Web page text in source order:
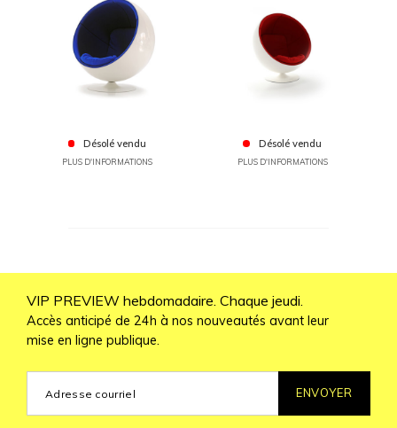
Désolé vendu
PLUS D'INFORMATIONS
Désolé vendu
PLUS D'INFORMATIONS
VIP PREVIEW hebdomadaire. Chaque jeudi.
Accès anticipé de 24h à nos nouveautés avant leur
mise en ligne publique.
ENVOYER